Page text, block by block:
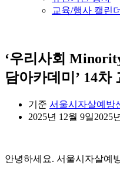
교육/행사 캘린더
‘우리사회
담아카데미’ 14차
기준 서울시자살예방
2025년 12월 9일2025
안녕하세요. 서울시자살예